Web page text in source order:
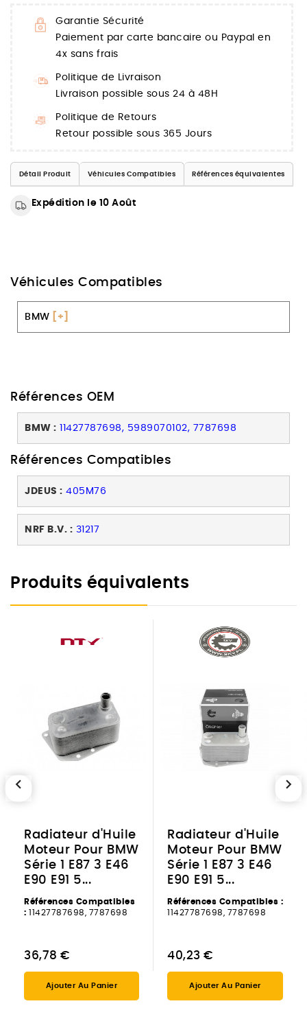
Garantie Sécurité
Paiement par carte bancaire ou Paypal en
4x sans frais
Politique de Livraison
Livraison possible sous 24 à 48H
Politique de Retours
Retour possible sous 365 Jours
Détail Produit Véhicules Compatibles Références équivalentes
Expédition le 10 Août
Véhicules Compatibles
BMW [+]
Références OEM
BMW : 11427787698, 5989070102, 7787698
Références Compatibles
JDEUS : 405M76
NRF B.V. : 31217
Produits équivalents
Radiateur d'Huile
Moteur Pour BMW
Série 1 E87 3 E46
E90 E91 5...
Références Compatibles
: 11427787698, 7787698
36,78 €
Ajouter Au Panier
Radiateur d'Huile
Moteur Pour BMW
Série 1 E87 3 E46
E90 E91 5...
Références Compatibles :
11427787698, 7787698
40,23 €
Ajouter Au Panier
chevron_left chevron_right